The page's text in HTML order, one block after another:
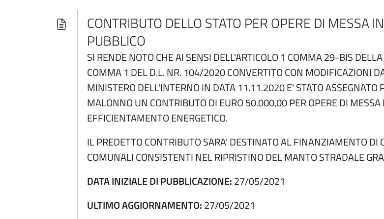
CONTRIBUTO DELLO STATO PER OPERE DI MESSA
PUBBLICO
SI RENDE NOTO CHE AI SENSI DELL'ARTICOLO 1 COMMA 29-BIS
COMMA 1 DEL D.L. NR. 104/2020 CONVERTITO CON MODIFICAZIONI
MINISTERO DELL'INTERNO IN DATA 11.11.2020 E' STATO
MALONNO UN CONTRIBUTO DI EURO 50.000,00 PER OPERE DI
EFFICIENTAMENTO ENERGETICO.
IL PREDETTO CONTRIBUTO SARA' DESTINATO AL FINANZIAMENTO DI
COMUNALI CONSISTENTI NEL RIPRISTINO DEL MANTO STRADALE
DATA INIZIALE DI PUBBLICAZIONE:27/05/2021
ULTIMO AGGIORNAMENTO:27/05/2021